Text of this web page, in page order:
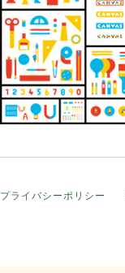
プライバシーポリシー